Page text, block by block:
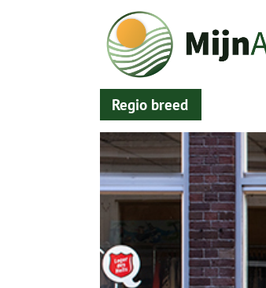
Regio breed